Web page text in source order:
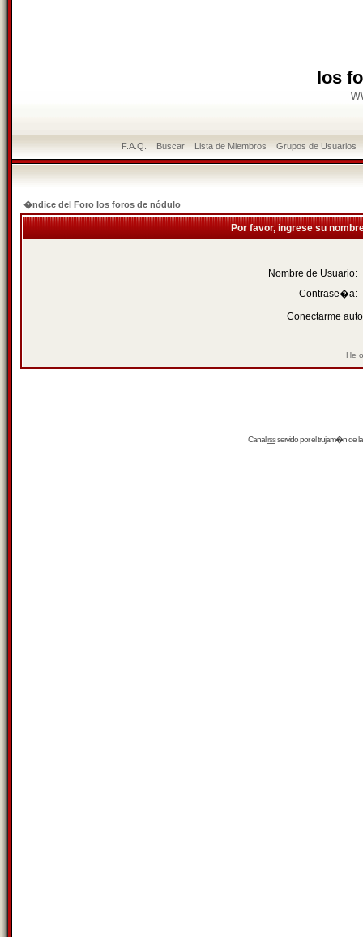
los
F.A.Q. Buscar Lista de Miembros Grupos de Usuarios
�ndice del Foro los foros de nódulo
Por favor, ingrese su
Nombre de Usuario:
Contrase�a:
Conectarme
He
Canalrssservido por eltrujam�nde